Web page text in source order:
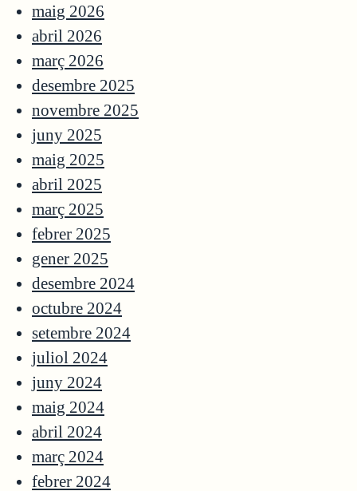
maig 2026
abril 2026
març 2026
desembre 2025
novembre 2025
juny 2025
maig 2025
abril 2025
març 2025
febrer 2025
gener 2025
desembre 2024
octubre 2024
setembre 2024
juliol 2024
juny 2024
maig 2024
abril 2024
març 2024
febrer 2024